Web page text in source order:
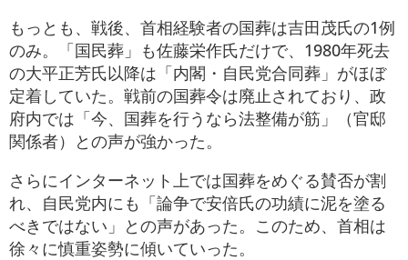
もっとも、戦後、首相経験者の国葬は吉田茂氏の1例
のみ。「国民葬」も佐藤栄作氏だけで、1980年死去
の大平正芳氏以降は「内閣・自民党合同葬」がほぼ
定着していた。戦前の国葬令は廃止されており、政
府内では「今、国葬を行うなら法整備が筋」（官邸
関係者）との声が強かった。
さらにインターネット上では国葬をめぐる賛否が割
れ、自民党内にも「論争で安倍氏の功績に泥を塗る
べきではない」との声があった。このため、首相は
徐々に慎重姿勢に傾いていった。